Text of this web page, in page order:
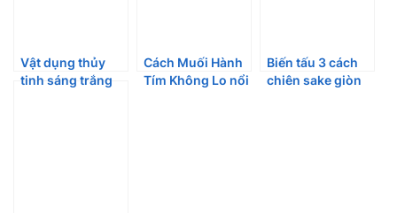
Vật dụng thủy
tinh sáng trắng
Cách Muối Hành
Tím Không Lo nổi
Biến tấu 3 cách
chiên sake giòn